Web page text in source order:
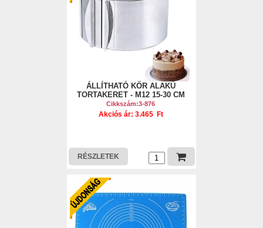
ÁLLÍTHATÓ KÖR ALAKÚ
TORTAKERET - M12 15-30 CM
Cikkszám:3-876
Akciós ár: 3.465 Ft
RÉSZLETEK